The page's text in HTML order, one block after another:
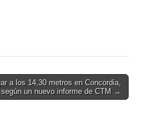
a los 14,30 metros en Concordia,
según un nuevo informe de CTM →